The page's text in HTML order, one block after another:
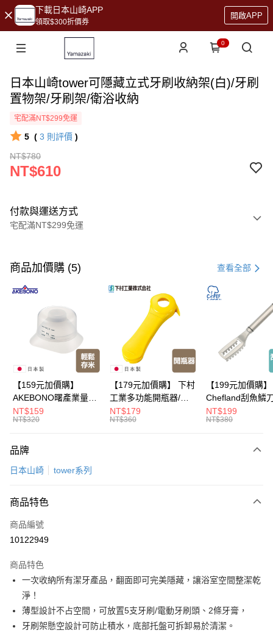
下載日本山崎APP
領取$300折價券
開啟APP
0
日本山崎tower可隱藏立式牙刷收納架(白)/牙刷
置物架/牙刷架/衛浴收納
宅配滿NT$299免運
5 ( 3 則評價 )
NT$780
NT$610
付款與運送方式
宅配滿NT$299免運
信用卡一次付款
LINE Pay
Apple Pay
悠遊付
全盈+PAY
大哥付你分期
相關說明
2.付款方式選擇「大哥付你分期」，訂單成立後會自動跳轉到大哥付的交易
成交易。
4.訂單成立30分鐘內，如未前往確認交易或遇審核未通過，訂單將自動取
消。如遇「轉專審核」未通過狀況，表示未達大哥付你分期系統評分，恕無
【繳款方式說明】
1.分期款項不併入電信帳單，「大哥付你分期」於每月結算日後寄送繳費提
2.透過簡訊連結打開帳單後，可選擇「超商條碼／台灣大直營門市／銀行轉
【注意事項】
1.本服務係由「台灣大哥大股份有限公司」（以下簡稱本公司）所提供，讓
用戶於交易時，得透過本服務購買商品或服務，並由商店將買賣／分期付款
買賣價金債權讓與本公司後，依約使用本公司帳單繳交帳款。
運送方式
每筆NT$150，滿NT$299(含以上)免運費
商品加價購 (5) 查看全部
【159元加價購】
AKEBONO曙產業量米
杯漏斗組(白)/量米杯/
米桶/量米用具/任二件8
NT$159
NT$320
【179元加價購】 下村
工業多功能開瓶器/開
瓶器/餐廚用品/料理道
具/任二件8折
NT$179
NT$360
【199元加價購】
Chefland刮魚鱗
魚鱗器/廚房用品/
道具/任二件8折
NT$199
NT$380
品牌
日本山崎 tower系列
商品特色
商品編號
10122949
商品特色
一次收納所有潔牙產品，翻面即可完美隱藏，讓浴室空間整潔乾
淨！
薄型設計不占空間，可放置5支牙刷/電動牙刷頭、2條牙膏，
牙刷架懸空設計可防止積水，底部托盤可拆卸易於清潔。